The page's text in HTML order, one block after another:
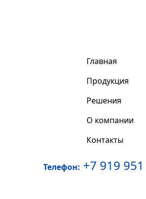
Главная
Продукция
Решения
О компании
Контакты
Телефон: +7 919